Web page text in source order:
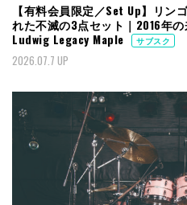
【有料会員限定／Set Up】リン
れた不滅の3点セット｜2016年
Ludwig Legacy Maple
サブスク
2026.07.7 UP